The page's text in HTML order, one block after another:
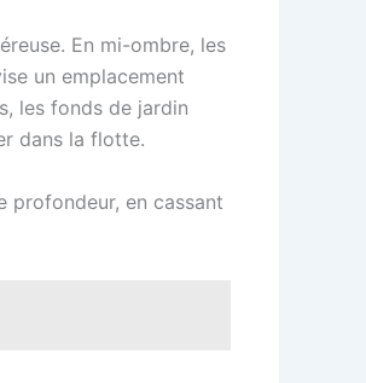
En mi-ombre, les
un emplacement
les fonds de jardin
dans la flotte.
profondeur, en cassant